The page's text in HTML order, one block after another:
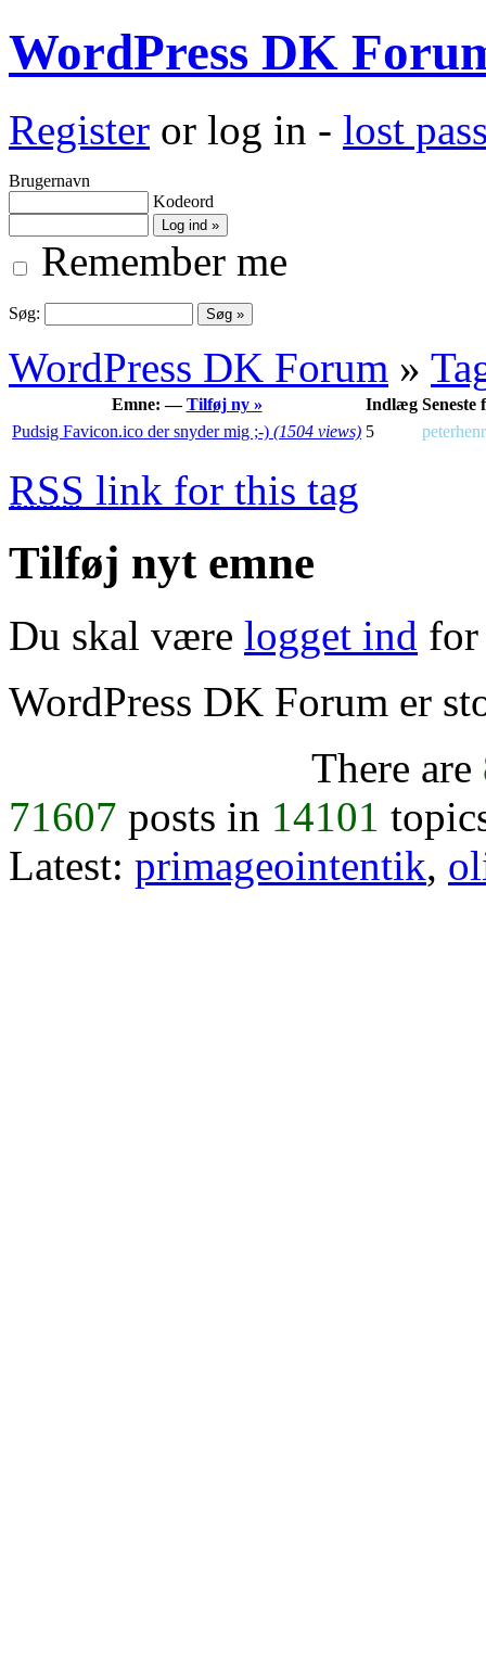
WordPress DK
Register or log in - lost
Brugernavn
Kodeord
Remember me
Søg:
WordPress DK Forum »
Emne: —Tilføj ny » Indlæg Seneste
Pudsig Favicon.ico der snyder mig ;-) (1504 views) 5
RSS link for this tag
Tilføj nyt emne
Du skal være logget ind for
WordPress DK Forum er
There are
71607 posts in 14101
Latest: primageointentik,